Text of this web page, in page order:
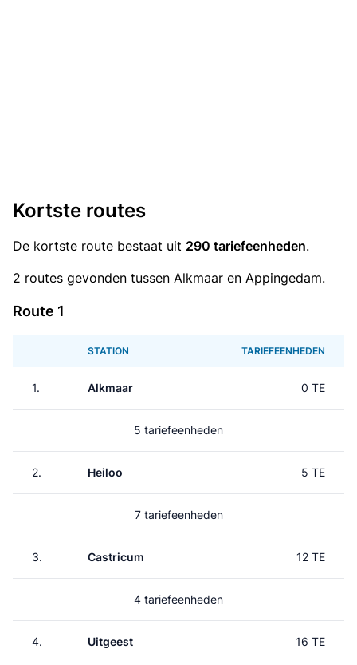
Kortste routes
De kortste route bestaat uit 290 tariefeenheden.
2 routes gevonden tussen Alkmaar en Appingedam.
Route 1
STATION TARIEFEENHEDEN
1. Alkmaar 0 TE
5 tariefeenheden
2. Heiloo 5 TE
7 tariefeenheden
3. Castricum 12 TE
4 tariefeenheden
4. Uitgeest 16 TE